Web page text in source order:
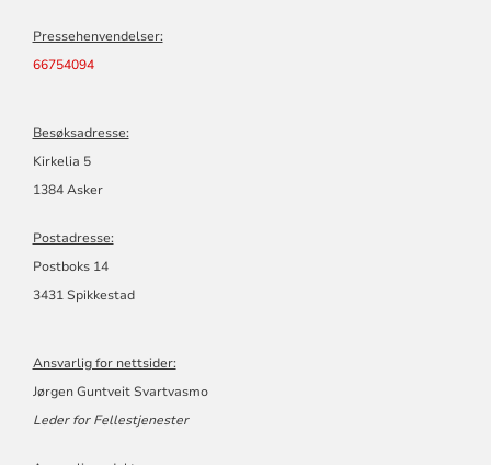
Pressehenvendelser:
66754094
Besøksadresse:
Kirkelia 5
1384 Asker
Postadresse:
Postboks 14
3431 Spikkestad
Ansvarlig for nettsider:
Jørgen Guntveit Svartvasmo
Leder for Fellestjenester